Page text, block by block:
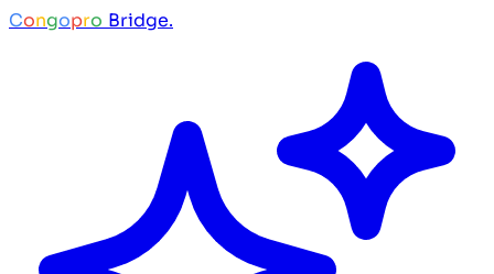
Congopro Bridge.